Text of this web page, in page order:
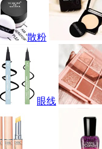
散粉
眼线